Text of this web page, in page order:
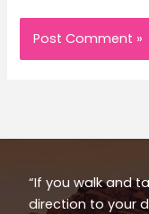
“If you walk and
direction to your